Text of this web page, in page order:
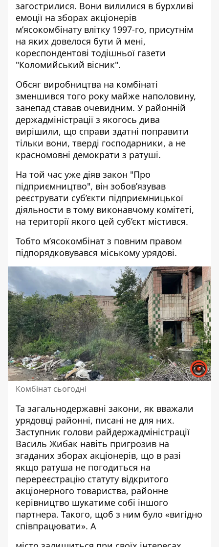
загострилися. Вони вилилися в бурхливі
емоції на зборах акціонерів
м’ясокомбінату влітку 1997-го, присутнім
на яких довелося бути й мені,
кореспондентові тодішньої газети
"Коломийський вісник".
Обсяг виробництва на комбінаті
зменшився того року майже наполовину,
занепад ставав очевидним. У районній
держадміністрації з якогось дива
вирішили, що справи здатні поправити
тільки вони, тверді господарники, а не
красномовні демократи з ратуші.
На той час уже діяв закон "Про
підприємництво", він зобов’язував
реєструвати суб’єкти підприємницької
діяльности в тому виконавчому комітеті,
на території якого цей суб’єкт містився.
Тобто м’ясокомбінат з повним правом
підпорядковувався міському урядові.
Комбінат сьогодні
Та загальнодержавні закони, як вважали
урядовці районні, писані не для них.
Заступник голови райдержадміністрації
Василь Жибак навіть пригрозив на
згаданих зборах акціонерів, що в разі
якщо ратуша не погодиться на
перереєстрацію статуту відкритого
акціонерного товариства, районне
керівництво шукатиме собі іншого
партнера. Такого, щоб з ним було «вигідно
співпрацювати». А